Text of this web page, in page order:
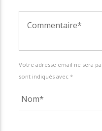
Votre adresse email ne sera
sont indiqués avec *